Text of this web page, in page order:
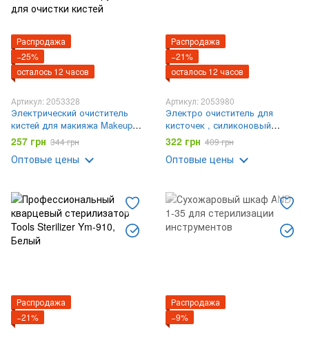
Распродажа
−25%
осталось 12 часов
Артикул: 2053328
Электрический очиститель
кистей для макияжа Makeup
brush cleaner LY-609
инструмент для очистки
кистей
257 грн 344 грн
Оптовые цены
Распродажа
−21%
осталось 12 часов
Артикул: 2053980
Электро очиститель для
кисточек , силиконовый
автоматический очиститель
AND 1-45
322 грн 409 грн
Оптовые цены
Распродажа
−21%
Распродажа
−9%